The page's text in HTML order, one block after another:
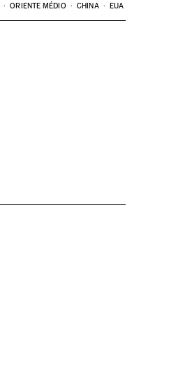
ORIENTE MÉDIO CHINA EUA